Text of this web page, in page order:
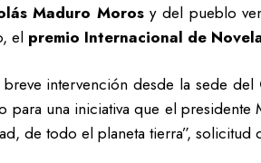
Maduro Morosy del pueblo
el premio Internacional de
intervención desde la sede del
para una iniciativa que el
de todo el planeta tierra”,